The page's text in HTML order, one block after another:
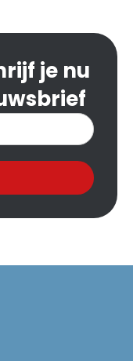
je nu